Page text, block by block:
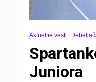
Aktuelne vesti
Juniora